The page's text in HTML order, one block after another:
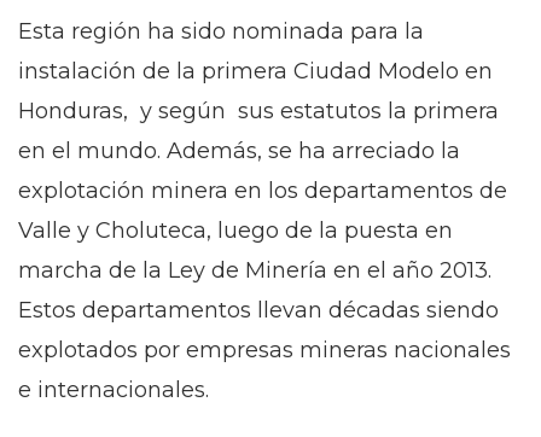
Esta región ha sido nominada para la
instalación de la primera Ciudad Modelo en
Honduras, y según sus estatutos la primera
en el mundo. Además, se ha arreciado la
explotación minera en los departamentos de
Valle y Choluteca, luego de la puesta en
marcha de la Ley de Minería en el año 2013.
Estos departamentos llevan décadas siendo
explotados por empresas mineras nacionales
e internacionales.